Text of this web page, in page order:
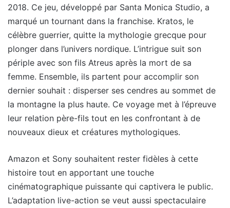
2018. Ce jeu, développé par Santa Monica Studio, a
marqué un tournant dans la franchise. Kratos, le
célèbre guerrier, quitte la mythologie grecque pour
plonger dans l’univers nordique. L’intrigue suit son
périple avec son fils Atreus après la mort de sa
femme. Ensemble, ils partent pour accomplir son
dernier souhait : disperser ses cendres au sommet de
la montagne la plus haute. Ce voyage met à l’épreuve
leur relation père-fils tout en les confrontant à de
nouveaux dieux et créatures mythologiques.
Amazon et Sony souhaitent rester fidèles à cette
histoire tout en apportant une touche
cinématographique puissante qui captivera le public.
L’adaptation live-action se veut aussi spectaculaire